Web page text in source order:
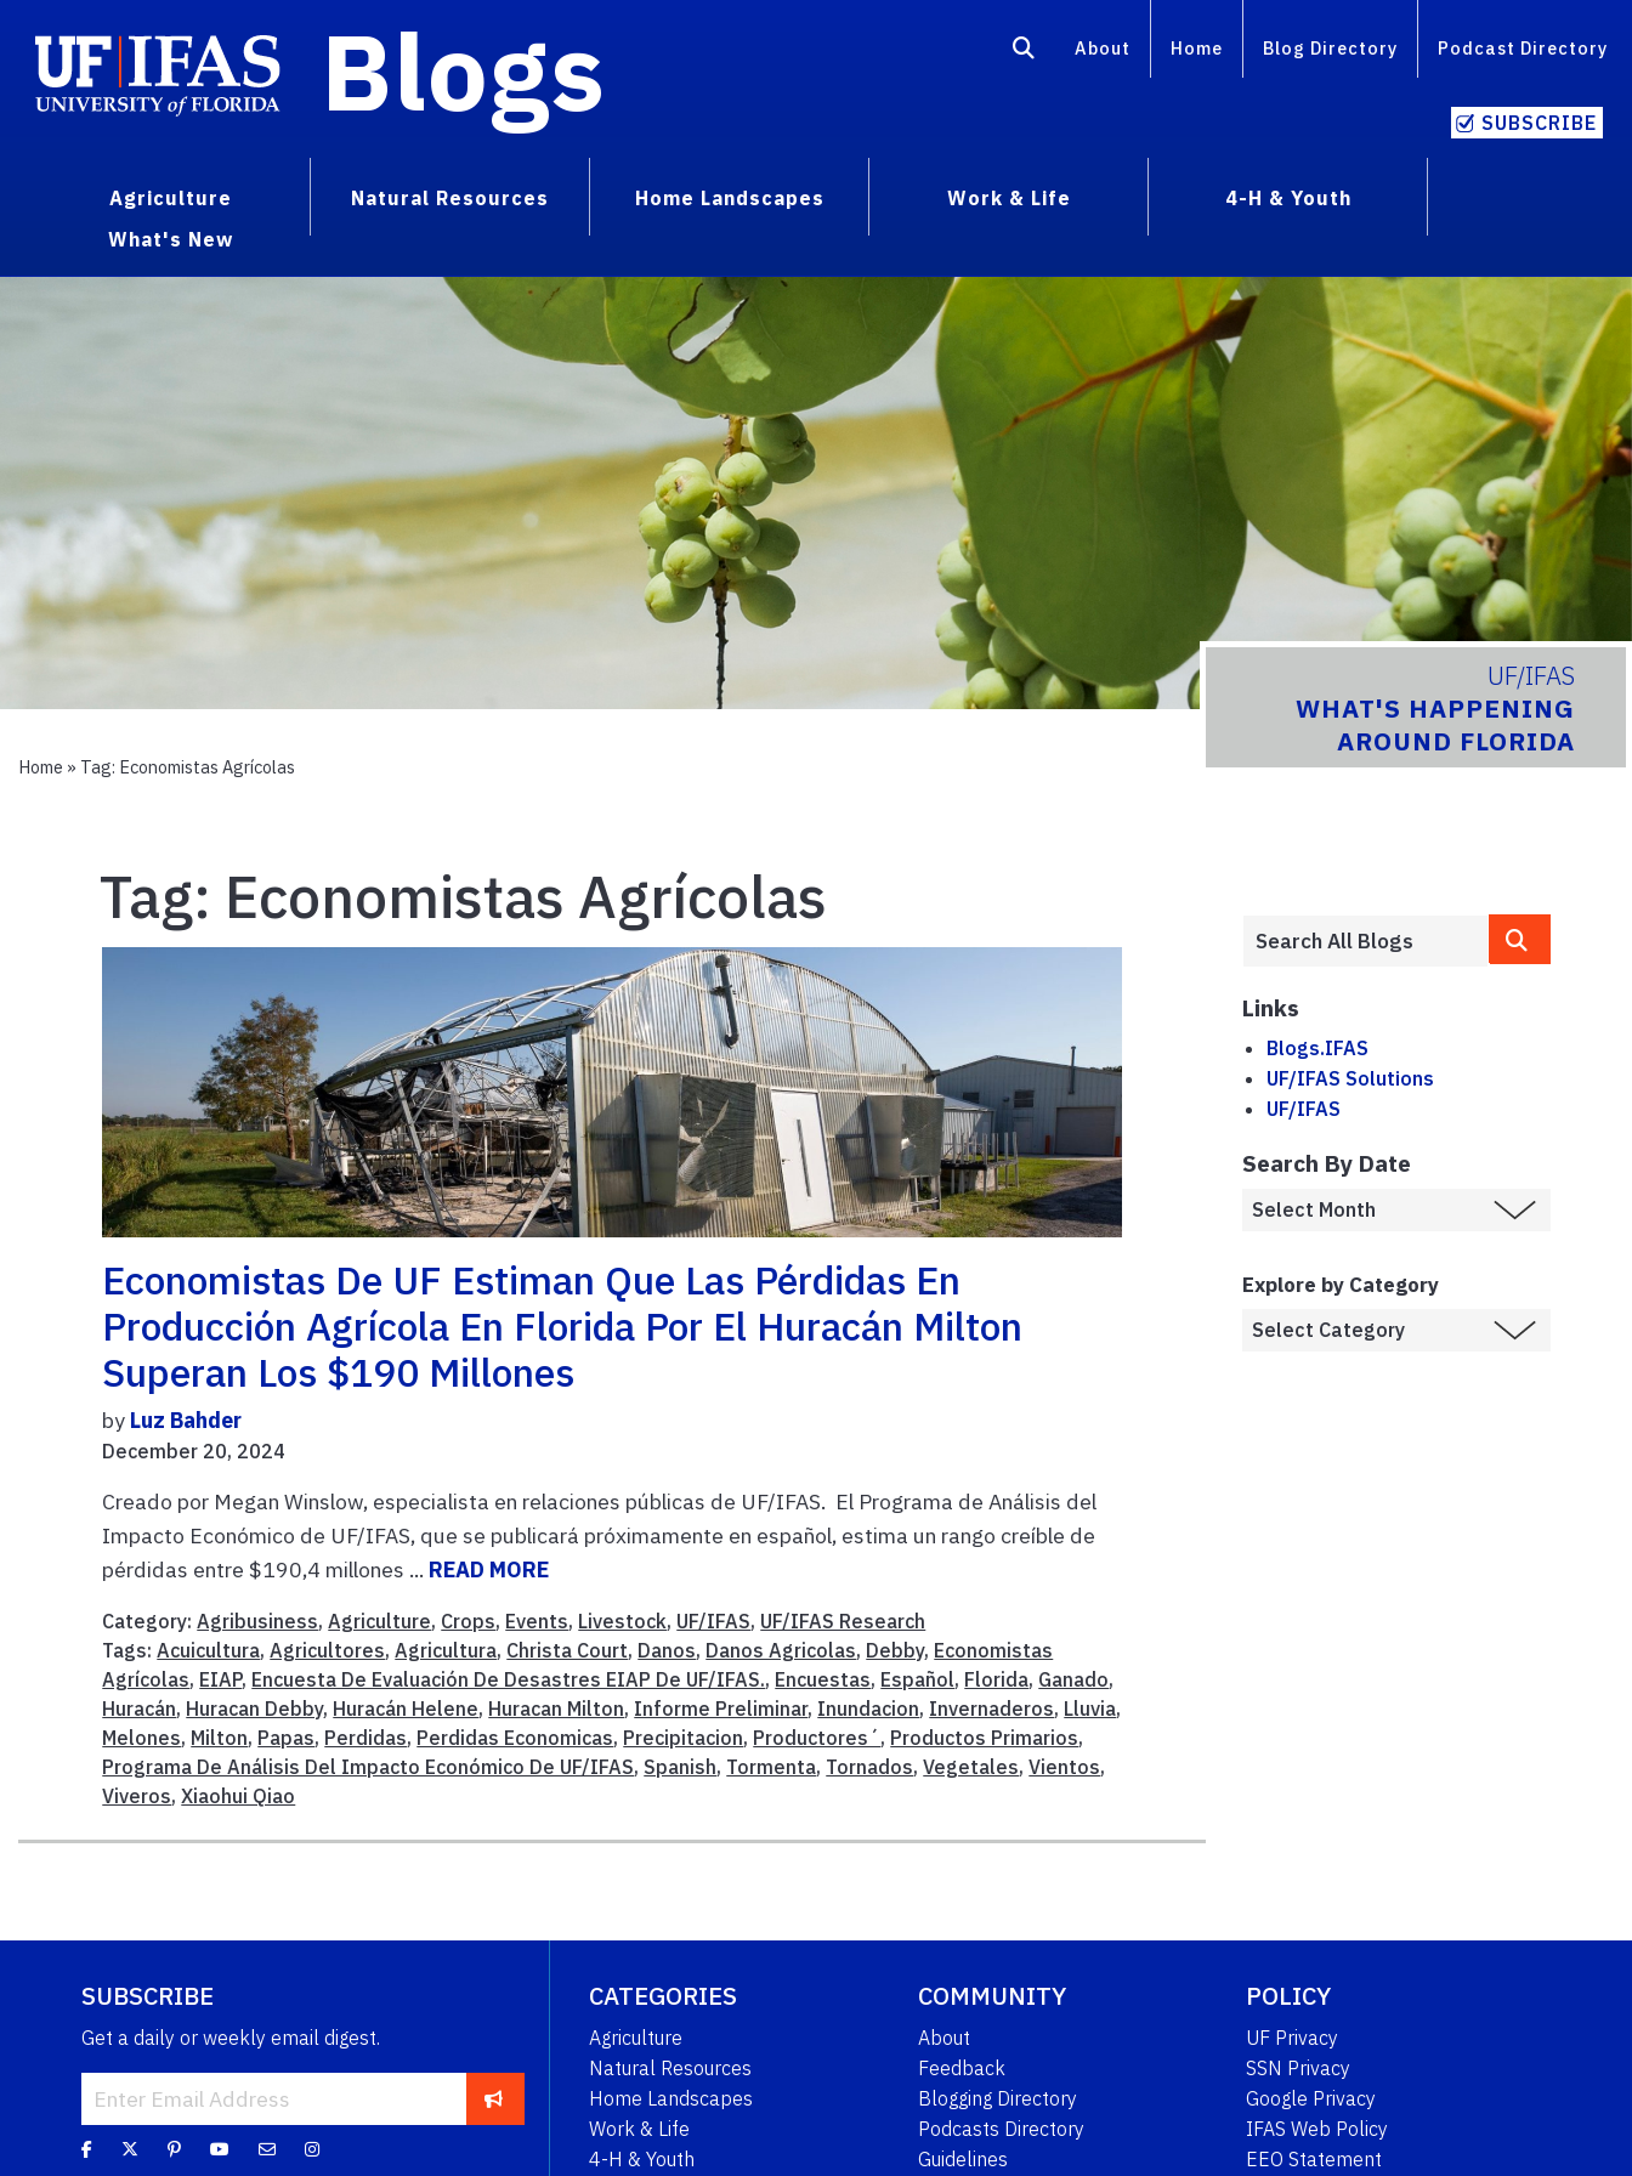
Blogs About Home Blog Directory Podcast Directory
SUBSCRIBE
Agriculture Natural Resources Home Landscapes Work & Life
4-H & Youth
What's New
UF/IFAS
WHAT'S HAPPENING
AROUND FLORIDA
Home » Tag: Economistas Agrícolas
Tag: Economistas Agrícolas
Economistas De UF Estiman Que Las Pérdidas En
Producción Agrícola En Florida Por El Huracán Milton
Superan Los $190 Millones
by Luz Bahder
December 20, 2024
Creado por Megan Winslow, especialista en relaciones públicas de UF/IFAS. El Programa de Análisis del
Impacto Económico de UF/IFAS, que se publicará próximamente en español, estima un rango creíble de
pérdidas entre $190,4 millones ... READ MORE
Category:Agribusiness,Agriculture, Crops, Events, Livestock, UF/IFAS, UF/IFAS Research
Tags:Acuicultura,Agricultores,Agricultura, Christa Court, Danos, Danos Agricolas, Debby, Economistas
Agrícolas, EIAP, Encuesta De Evaluación De Desastres EIAP De UF/IFAS., Encuestas, Español, Florida, Ganado,
Huracán, Huracan Debby, Huracán Helene, Huracan Milton, Informe Preliminar, Inundacion, Invernaderos, Lluvia,
Melones, Milton, Papas, Perdidas, Perdidas Economicas, Precipitacion, Productores´ , Productos Primarios,
Programa De Análisis Del Impacto Económico De UF/IFAS, Spanish, Tormenta, Tornados,Vegetales,Vientos,
Viveros,Xiaohui Qiao
Links
Blogs.IFAS
UF/IFAS Solutions
UF/IFAS
Search By Date
Explore by Category
SUBSCRIBE
Get a daily or weekly email digest.
CATEGORIES
Agriculture
Natural Resources
Home Landscapes
Work & Life
4-H & Youth
COMMUNITY
About
Feedback
Blogging Directory
Podcasts Directory
Guidelines
POLICY
UF Privacy
SSN Privacy
Google Privacy
IFAS Web Policy
EEO Statement